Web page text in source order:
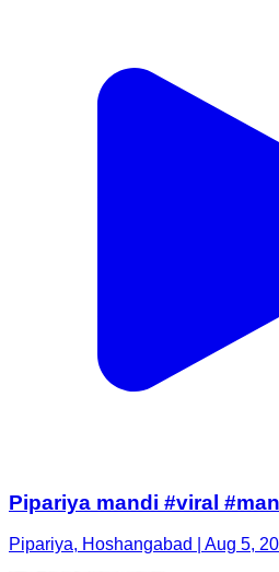
Pipariya mandi #viral
Pipariya, Hoshangabad | Aug 5,